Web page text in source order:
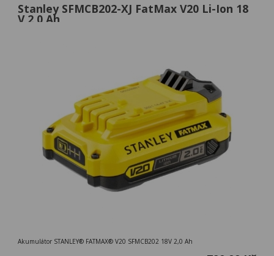
Stanley SFMCB202-XJ FatMax V20 Li-Ion 18
V 2,0 Ah
Akumulátor STANLEY® FATMAX® V20 SFMCB202 18V 2,0 Ah